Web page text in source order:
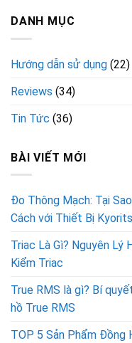
DANH MỤC
Hướng dẫn sử dụng (22)
Reviews (34)
Tin Tức (36)
BÀI VIẾT MỚI
Đo Thông Mạch: Tại
Cách với Thiết Bị
Triac Là Gì? Nguyên Lý
Kiểm Triac
True RMS là gì? Bí
hồ True RMS
TOP 5 Sản Phẩm